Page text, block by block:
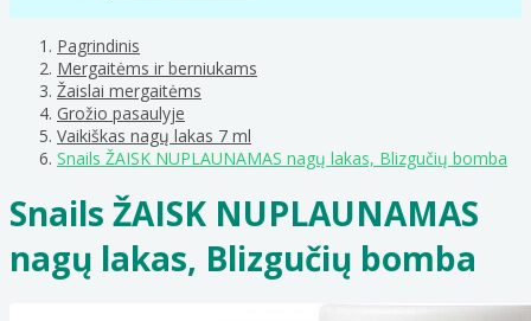
Pagrindinis
Mergaitėms ir berniukams
Žaislai mergaitėms
Grožio pasaulyje
Vaikiškas nagų lakas 7 ml
Snails ŽAISK NUPLAUNAMAS nagų lakas, Blizgučių bomba
Snails ŽAISK NUPLAUNAMAS
nagų lakas, Blizgučių bomba